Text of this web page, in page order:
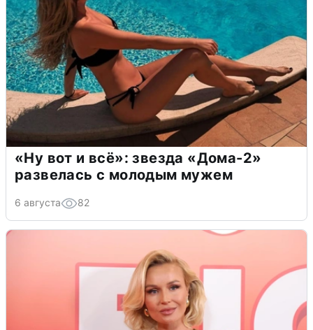
«Ну вот и всё»: звезда «Дома-2»
развелась с молодым мужем
6 августа 82